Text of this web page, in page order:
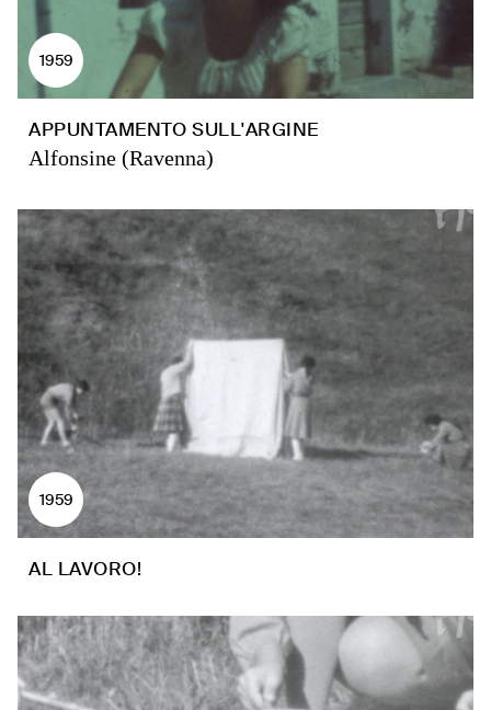
1959
APPUNTAMENTO SULL'ARGINE
Alfonsine (Ravenna)
1959
AL LAVORO!